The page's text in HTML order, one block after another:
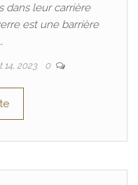
dans leur carrière
est une barrière
14, 2023 0